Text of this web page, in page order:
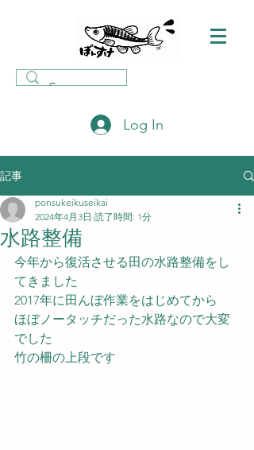
Log In
記事
水路整備
ponsukeikuseikai
2024年4月3日 読了時間: 1分
今年から復活させる田の水路整備をし
てきました
2017年に田んぼ作業をはじめてから
ほぼノータッチだった水路なので大変
でした
竹の柵の上段です